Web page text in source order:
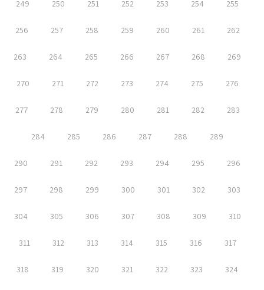
249 250 251 252 253 254 255
256 257 258 259 260 261 262
263 264 265 266 267 268 269
270 271 272 273 274 275 276
277 278 279 280 281 282 283
284 285 286 287 288 289
290 291 292 293 294 295 296
297 298 299 300 301 302 303
304 305 306 307 308 309 310
311 312 313 314 315 316 317
318 319 320 321 322 323 324